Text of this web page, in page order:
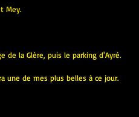
Mey.
de la Glère, puis le parking d'Ayré.
une de mes plus belles à ce jour.